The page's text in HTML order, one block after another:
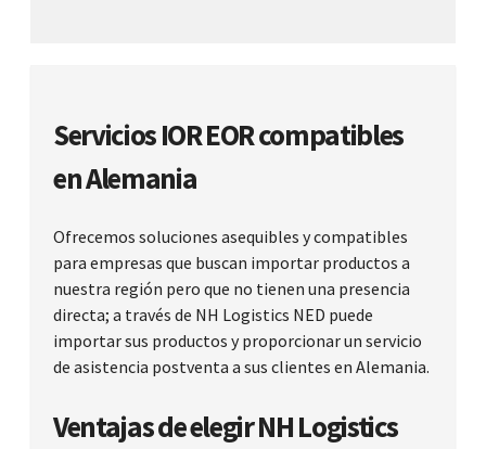
Servicios IOR EOR compatibles
en Alemania
Ofrecemos soluciones asequibles y compatibles
para empresas que buscan importar productos a
nuestra región pero que no tienen una presencia
directa; a través de NH Logistics NED puede
importar sus productos y proporcionar un servicio
de asistencia postventa a sus clientes en Alemania.
Ventajas de elegir NH Logistics